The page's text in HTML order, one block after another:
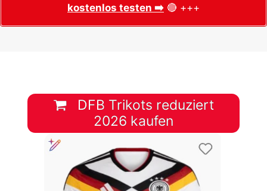
kostenlos testen ➡️ 🔴 +++
DFB Trikots reduziert
2026 kaufen